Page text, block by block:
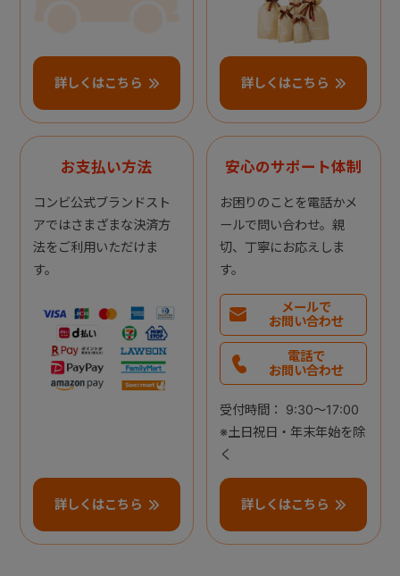
詳しくはこちら 詳しくはこちら
お支払い方法
コンビ公式ブランドスト
アではさまざまな決済方
法をご利用いただけま
す。
詳しくはこちら
安心のサポート体制
お困りのことを電話かメ
ールで問い合わせ。親
切、丁寧にお応えしま
す。
メールで
お問い合わせ
電話で
お問い合わせ
受付時間： 9:30～17:00
※土日祝日・年末年始を除
く
詳しくはこちら